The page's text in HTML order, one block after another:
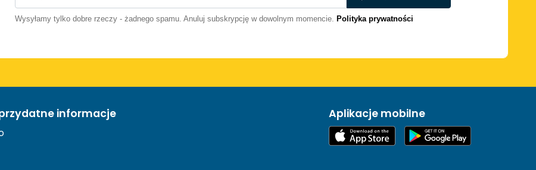
Wysyłamy tylko dobre rzeczy - żadnego spamu. Anuluj subskrypcję w dowolnym momencie. Polityka prywatności
informacje Aplikacje mobilne